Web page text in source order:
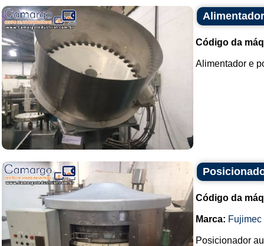
Código da
Alimentador e
Código da
Marca: Fujimec
Posicionador